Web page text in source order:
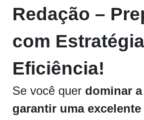
Redação –
com
Eficiência!
Se você quer dominar
garantir uma